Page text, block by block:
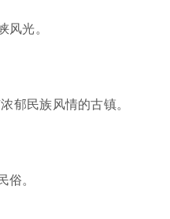
光。
郁民族风情的古镇。
。